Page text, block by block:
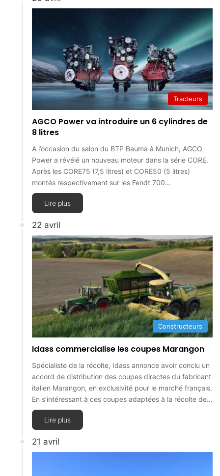
Tracteurs
AGCO Power va introduire un 6 cylindres de
8 litres
A l’occasion du salon du BTP Bauma à Munich, AGCO
Power a révélé un nouveau moteur dans la série CORE.
Après les CORE75 (7,5 litres) et CORE50 (5 litres)
montés respectivement sur les Fendt 700…
Lire plus
22 avril
Constructeurs
Idass commercialise les coupes Marangon
Spécialiste de la récolte, Idass annonce avoir conclu un
accord de distribution des coupes directes du fabricant
italien Marangon, en exclusivité pour le marché français.
En s’intéressant à ces coupes adaptées à la récolte de…
Lire plus
21 avril